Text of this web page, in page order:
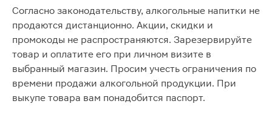
Согласно законодательству, алкогольные напитки не
продаются дистанционно. Акции, скидки и
промокоды не распространяются. Зарезервируйте
товар и оплатите его при личном визите в
выбранный магазин. Просим учесть ограничения по
времени продажи алкогольной продукции. При
выкупе товара вам понадобится паспорт.